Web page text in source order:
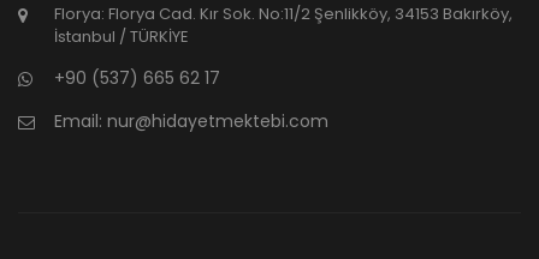
Florya: Florya Cad. Kır Sok. No:11/2 Şenlikköy, 34153 Bakırköy,
İstanbul / TÜRKİYE
+90 (537) 665 62 17
Email: nur@hidayetmektebi.com